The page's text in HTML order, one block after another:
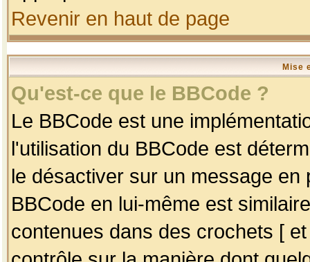
Revenir en haut de page
Mise
Qu'est-ce que le BBCode ?
Le BBCode est une
l'utilisation du BBCode est
le désactiver sur un message
BBCode en lui-même est
contenues dans des crochets [